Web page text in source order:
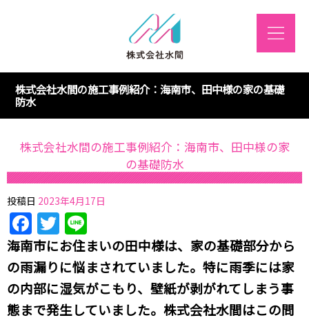
株式会社水間の施工事例紹介：海南市、田中様の家の基礎
防水
株式会社水間の施工事例紹介：海南市、田中様の家
の基礎防水
投稿日 2023年4月17日
Facebook
Twitter
海南市にお住まいの田中様は、家の基礎部分から
の雨漏りに悩まされていました。特に雨季には家
の内部に湿気がこもり、壁紙が剥がれてしまう事
態まで発生していました。株式会社水間はこの問